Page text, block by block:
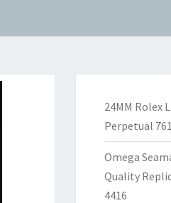
24MM Rolex
Perpetual
Omega
Quality
4416